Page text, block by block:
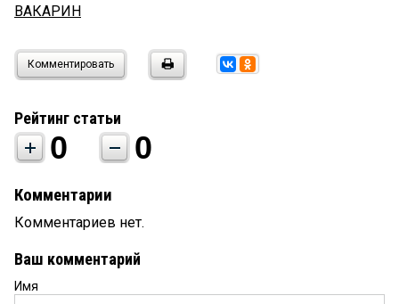
ВАКАРИН
Комментировать
Рейтинг статьи
0 0
Комментарии
Комментариев нет.
Ваш комментарий
Имя